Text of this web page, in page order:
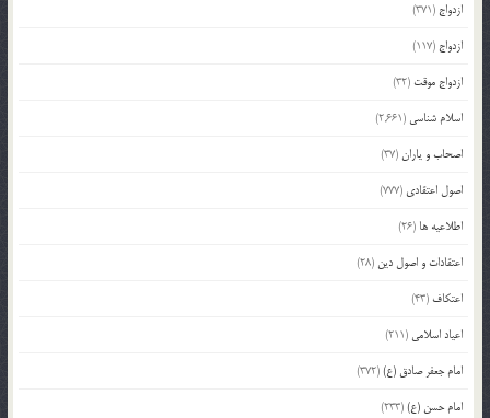
ازدواج (371)
ازدواج (117)
ازدواج موقت (32)
اسلام شناسی (2,661)
اصحاب و یاران(37)
اصول اعتقادی (777)
اطلاعیه ها (26)
اعتقادات و اصول دین (28)
اعتکاف (43)
اعیاد اسلامی (211)
امام جعفر صادق (ع)(372)
امام حسن (ع)(233)